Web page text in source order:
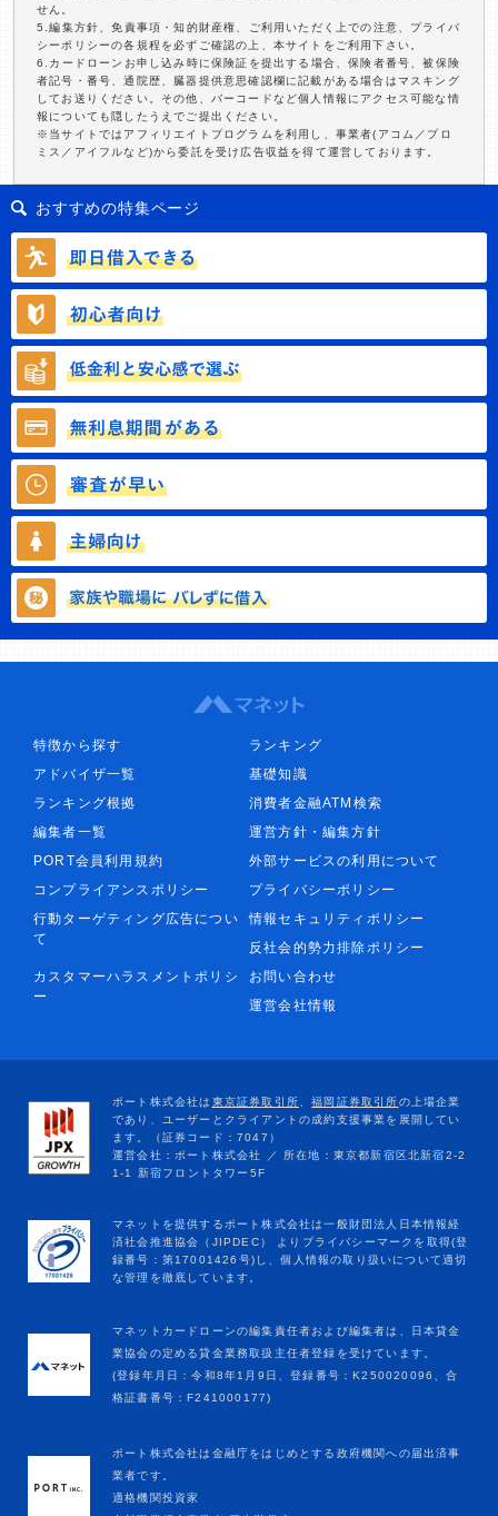
せん。
5.編集方針、免責事項・知的財産権、ご利用いただく上での注意、プライバ
シーポリシーの各規程を必ずご確認の上、本サイトをご利用下さい。
6.カードローンお申し込み時に保険証を提出する場合、保険者番号、被保険
者記号・番号、通院歴、臓器提供意思確認欄に記載がある場合はマスキング
してお送りください。その他、バーコードなど個人情報にアクセス可能な情
報についても隠したうえでご提出ください。
※当サイトではアフィリエイトプログラムを利用し、事業者(アコム／プロ
ミス／アイフルなど)から委託を受け広告収益を得て運営しております。
おすすめの特集ページ
特徴から探す
ランキング
アドバイザ一覧
基礎知識
ランキング根拠
消費者金融ATM検索
編集者一覧
運営方針・編集方針
PORT会員利用規約
外部サービスの利用について
コンプライアンスポリシー
プライバシーポリシー
行動ターゲティング広告につい
て
情報セキュリティポリシー
反社会的勢力排除ポリシー
カスタマーハラスメントポリシ
ー
お問い合わせ
運営会社情報
マネットカードローンの編集責任者および編集者は、日本貸金
業協会の定める貸金業務取扱主任者登録を受けています。
(登録年月日：令和8年1月9日、登録番号：K250020096、合
格証書番号：F241000177)
ポート株式会社は金融庁をはじめとする政府機関への届出済事
業者です。
適格機関投資家